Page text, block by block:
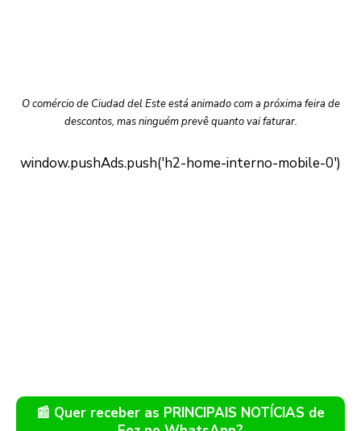
O comércio de Ciudad del Este está animado com a próxima feira de
descontos, mas ninguém prevê quanto vai faturar.
📰 Quer receber as PRINCIPAIS NOTÍCIAS de